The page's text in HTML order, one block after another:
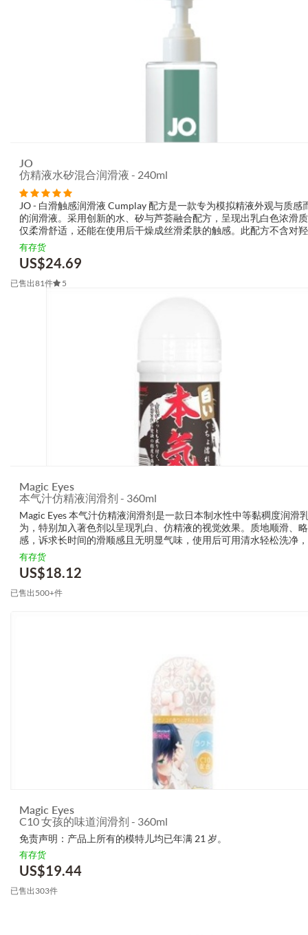
JO
仿精液水矽混合润滑液 - 240ml
JO - 白滑触感润滑液 Cumplay 配方是一款专为模拟精液外观与质感
的润滑液。采用创新的水、矽与芦荟融合配方，呈现出乳白色浓滑
仅柔滑舒适，还能在使用后干燥成丝滑柔肤的触感。此配方不含对
酸酯及甘油，容易清洗、不会留下污渍，适用于多数性玩具与保险
天然乳胶、聚异戊二烯与...
有存货
US$24.69
已售出81件 5
Magic Eyes
本气汁仿精液润滑剂 - 360ml
Magic Eyes 本气汁仿精液润滑剂是一款日本制水性中等黏稠度润滑
为，特别加入著色剂以呈现乳白、仿精液的视觉效果。质地顺滑、
感，诉求长时间的滑顺感且无明显气味，使用后可用清水轻松洗净
慰与成人玩具配合使用，尤其为产品设计考量。 为什么大家都爱它
Eyes ...
有存货
US$18.12
已售出500+件
Magic Eyes
C10 女孩的味道润滑剂 - 360ml
免责声明：产品上所有的模特儿均已年满 21 岁。
有存货
US$19.44
已售出303件